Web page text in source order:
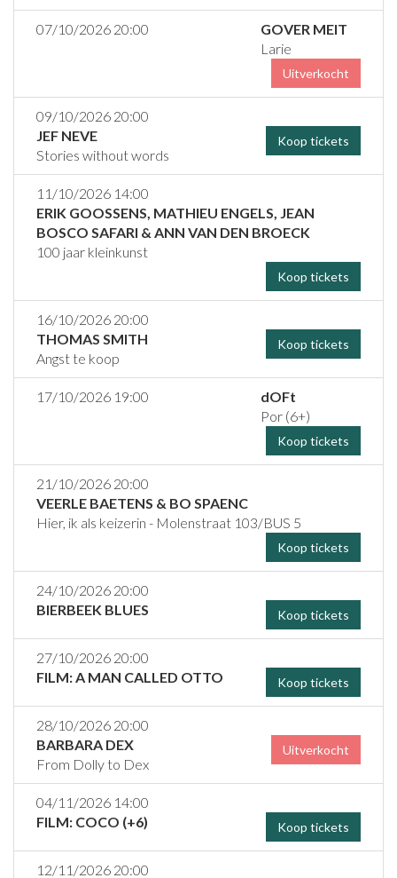
07/10/2026 20:00
GOVER MEIT
Larie
Uitverkocht
09/10/2026 20:00
JEF NEVE
Stories without words
Koop tickets
11/10/2026 14:00
ERIK GOOSSENS, MATHIEU ENGELS, JEAN
BOSCO SAFARI & ANN VAN DEN BROECK
100 jaar kleinkunst
Koop tickets
16/10/2026 20:00
THOMAS SMITH
Angst te koop
Koop tickets
17/10/2026 19:00
dOFt
Por (6+)
Koop tickets
21/10/2026 20:00
VEERLE BAETENS & BO SPAENC
Hier, ik als keizerin - Molenstraat 103/BUS 5
Koop tickets
24/10/2026 20:00
BIERBEEK BLUES
Koop tickets
27/10/2026 20:00
FILM: A MAN CALLED OTTO
Koop tickets
28/10/2026 20:00
BARBARA DEX
From Dolly to Dex
Uitverkocht
04/11/2026 14:00
FILM: COCO (+6)
Koop tickets
12/11/2026 20:00